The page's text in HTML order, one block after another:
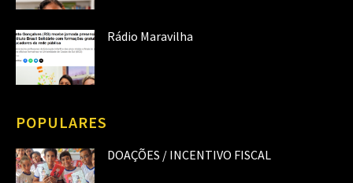
Rádio Maravilha
POPULARES
DOAÇÕES / INCENTIVO FISCAL